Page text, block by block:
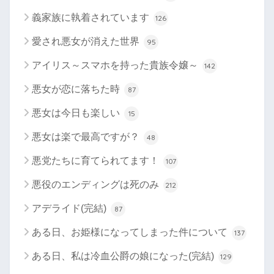
義家族に執着されています 126
愛され悪女が消えた世界 95
アイリス～スマホを持った貴族令嬢～ 142
悪女が恋に落ちた時 87
悪女は今日も楽しい 15
悪女は楽で最高ですが？ 48
悪党たちに育てられてます！ 107
悪役のエンディングは死のみ 212
アデライド(完結) 87
ある日、お姫様になってしまった件について 137
ある日、私は冷血公爵の娘になった(完結) 129